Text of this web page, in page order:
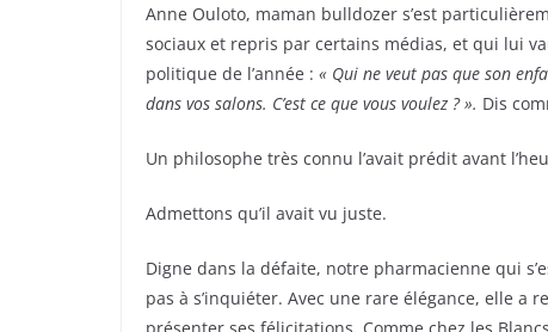
Anne Ouloto, maman bulldozer s’est
sociaux et repris par certains médias, et qui lui
politique de l’année : « Qui ne veut pas que son
dans vos salons. C’est ce que vous voulez ? ». Dis
Un philosophe très connu l’avait prédit avant
Admettons qu’il avait vu juste.
Digne dans la défaite, notre pharmacienne qui
pas à s’inquiéter. Avec une rare élégance, elle